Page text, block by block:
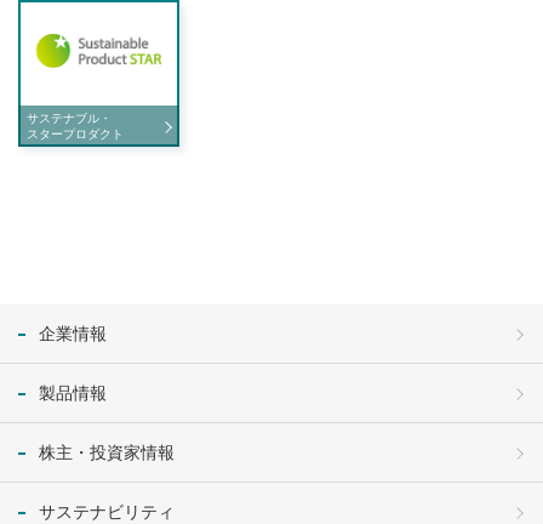
サステナブル・
スタープロダクト
企業情報
製品情報
株主・投資家情報
サステナビリティ